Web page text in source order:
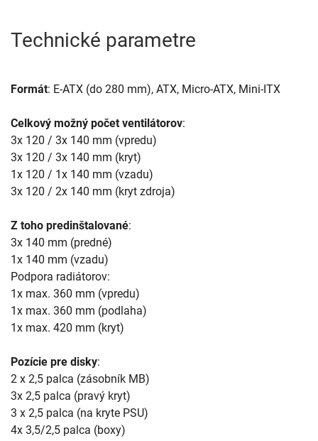
Technické parametre
Formát: E-ATX (do 280 mm), ATX, Micro-ATX, Mini-ITX
Celkový možný počet ventilátorov:
3x 120 / 3x 140 mm (vpredu)
3x 120 / 3x 140 mm (kryt)
1x 120 / 1x 140 mm (vzadu)
3x 120 / 2x 140 mm (kryt zdroja)
Z toho predinštalované:
3x 140 mm (predné)
1x 140 mm (vzadu)
Podpora radiátorov:
1x max. 360 mm (vpredu)
1x max. 360 mm (podlaha)
1x max. 420 mm (kryt)
Pozície pre disky:
2 x 2,5 palca (zásobník MB)
3x 2,5 palca (pravý kryt)
3 x 2,5 palca (na kryte PSU)
4x 3,5/2,5 palca (boxy)